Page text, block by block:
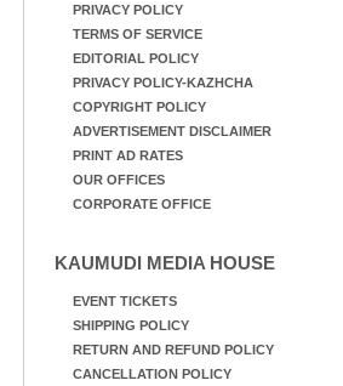
PRIVACY POLICY
TERMS OF SERVICE
EDITORIAL POLICY
PRIVACY POLICY-KAZHCHA
COPYRIGHT POLICY
ADVERTISEMENT DISCLAIMER
PRINT AD RATES
OUR OFFICES
CORPORATE OFFICE
KAUMUDI MEDIA HOUSE
EVENT TICKETS
SHIPPING POLICY
RETURN AND REFUND POLICY
CANCELLATION POLICY